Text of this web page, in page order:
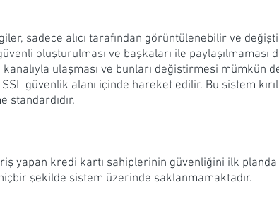
sadece alıcı tarafından görüntülenebilir ve
oluşturulması ve başkaları ile paylaşılmaması
kanalıyla ulaşması ve bunları değiştirmesi mümkün
güvenlik alanı içinde hareket edilir. Bu sistem
standardıdır.
yapan kredi kartı sahiplerinin güvenliğini ilk
şekilde sistem üzerinde saklanmamaktadır.